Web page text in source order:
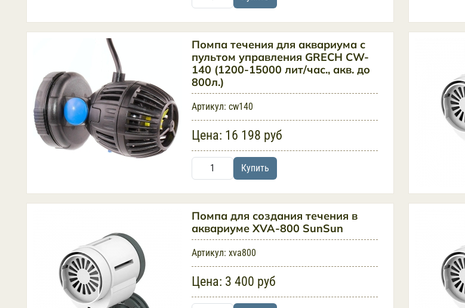
Помпа течения для аквариума с
пультом управления GRECH CW-
140 (1200-15000 лит/час., акв. до
800л.)
Артикул: cw140
Цена: 16 198 руб
Купить
Помпа для создания течения в
аквариуме XVA-800 SunSun
Артикул: xva800
Цена: 3 400 руб